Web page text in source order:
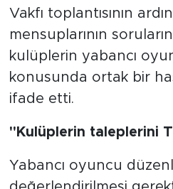
Vakfı toplantısının
mensuplarının
kulüplerin yabancı
konusunda ortak bir
ifade etti.
"Kulüplerin taleplerini
Yabancı oyuncu